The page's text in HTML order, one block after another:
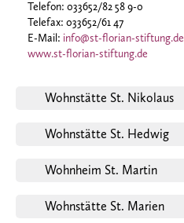
Telefon: 033652/82 58 9-0
Telefax: 033652/61 47
E-Mail: info@st-florian-stiftung.de
www.st-florian-stiftung.de
Wohnstätte St. Nikolaus
Wohnstätte St. Hedwig
Wohnheim St. Martin
Wohnstätte St. Marien